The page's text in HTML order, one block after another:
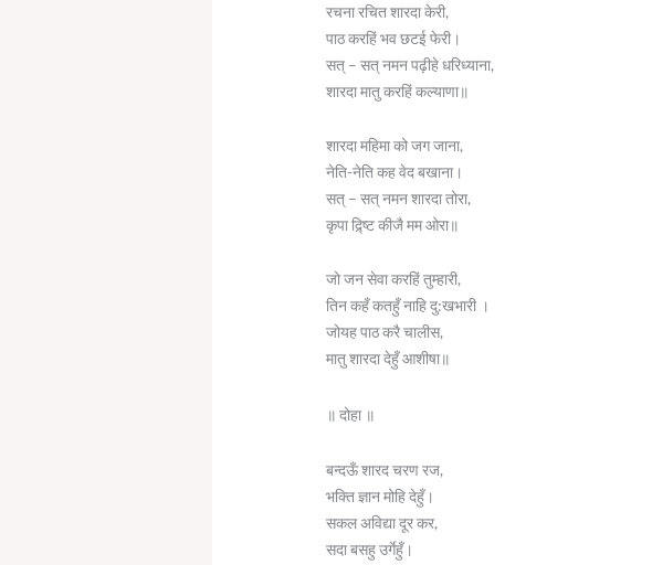
रचना रचित शारदा केरी,
पाठ करहिं भव छटई फेरी।
सत् – सत् नमन पढ़ीहे धरिध्याना,
शारदा मातु करहिं कल्याणा॥
शारदा महिमा को जग जाना,
नेति-नेति कह वेद बखाना।
सत् – सत् नमन शारदा तोरा,
कृपा द्र्ष्टि कीजै मम ओरा॥
जो जन सेवा करहिं तुम्हारी,
तिन कहँ कतहुँ नाहि दु:खभारी ।
जोयह पाठ करै चालीस,
मातु शारदा देहुँ आशीषा॥
॥ दोहा ॥
बन्दऊँ शारद चरण रज,
भक्ति ज्ञान मोहि देहुँ।
सकल अविद्या दूर कर,
सदा बसहु उर्गेहुँ।